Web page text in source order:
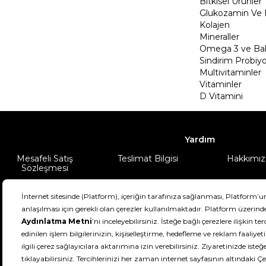
Glukozamin Ve
Kolajen
Mineraller
Omega 3 ve
Sindirim
Multivitaminler
Vitaminler
D Vitamini
Yardım
Mesafeli Satış
Sözleşmesi
Teslimat Bilgisi
DeFactoFIT ©️ 2022-2026. Tüm hakları